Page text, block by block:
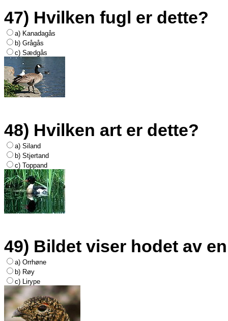
47) Hvilken fugl er dette?
a) Kanadagås
b) Grågås
c) Sædgås
48) Hvilken art er dette?
a) Siland
b) Stjertand
c) Toppand
49) Bildet viser hodet av en
a) Orrhøne
b) Røy
c) Lirype